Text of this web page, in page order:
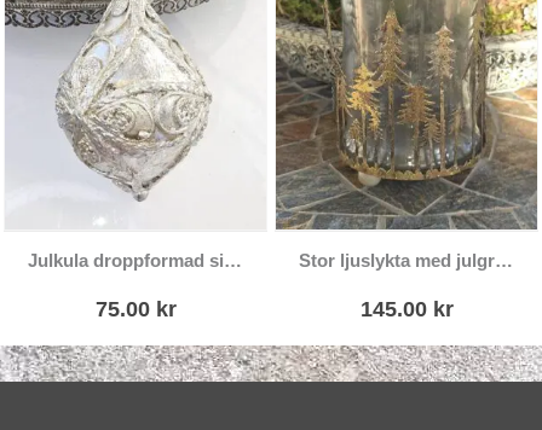
Julkula droppformad silver spets
75.00 kr
Stor ljuslykta med julgranar
145.00 kr